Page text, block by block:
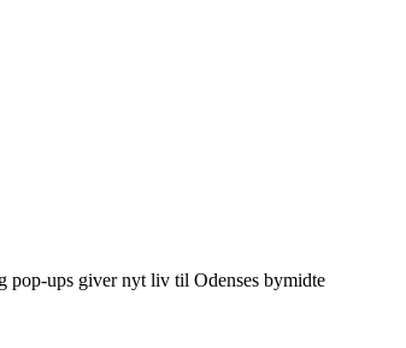
pop-ups giver nyt liv til Odenses bymidte